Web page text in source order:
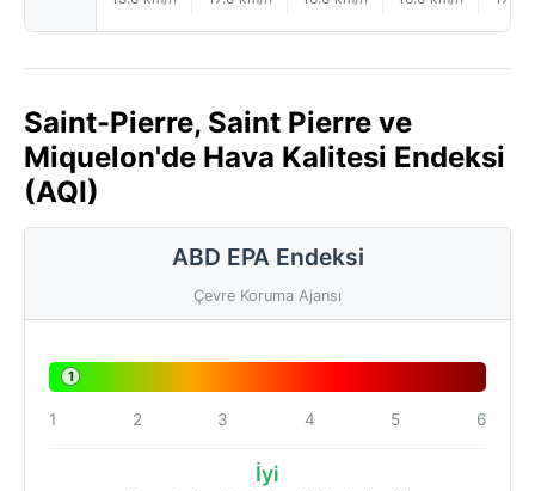
Saint-Pierre, Saint Pierre ve
Miquelon'de Hava Kalitesi Endeksi
(AQI)
ABD EPA Endeksi
Çevre Koruma Ajansı
1
1 2 3 4 5 6
İyi